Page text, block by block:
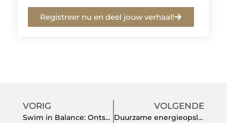
Registreer nu en deel jouw verhaal!
VORIG
Swim in Balance: Ontspannen leren zwemmen voor iedereen
VOLGENDE
Duurzame energieopslag: de toekomst van Nederland